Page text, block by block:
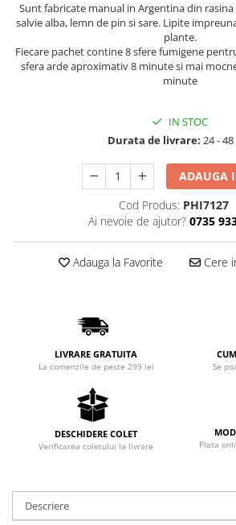
Sunt fabricate manual in Argentina din
salvie alba, lemn de pin si sare. Lipite
plante.
Fiecare pachet contine 8 sfere fumigene
sfera arde aproximativ 8 minute si mai
minute
IN STOC
Durata de livrare: 24 -
ADAUGA
Cod Produs: PHI7127
Ai nevoie de ajutor? 0735
Adauga la Favorite Cere
LIVRARE GRATUITA
La comenzile de peste 299 lei Se
DESCHIDERE COLET
Verificarea coletului la livrare Plata
Descriere